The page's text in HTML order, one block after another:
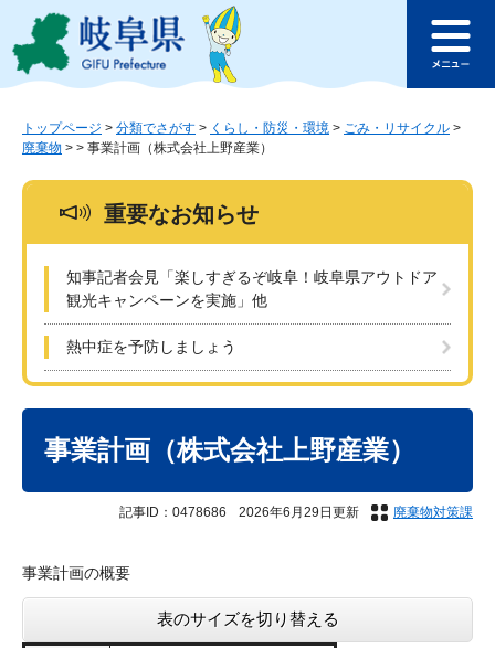
ジ
ュ
このページの本文へ
ュ
トップページ > 分類でさがす > くらし・防災・環境 > ごみ・リサイクル >
廃棄物 > > 事業計画（株式会社上野産業）
重要なお知らせ
知事記者会見「楽しすぎるぞ岐阜！岐阜県アウトドア
観光キャンペーンを実施」他
熱中症を予防しましょう
事業計画（株式会社上野産業）
記事ID：0478686 2026年6月29日更新 廃棄物対策課
事業計画の概要
表のサイズを切り替える